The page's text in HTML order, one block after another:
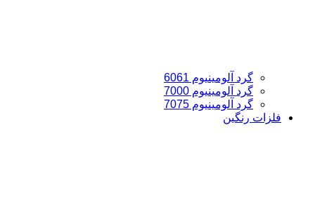
گرد آلومینیوم 6061
گرد آلومینیوم 7000
گرد آلومینیوم 7075
فلزات رنگین